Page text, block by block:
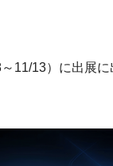
11/13）に出展に